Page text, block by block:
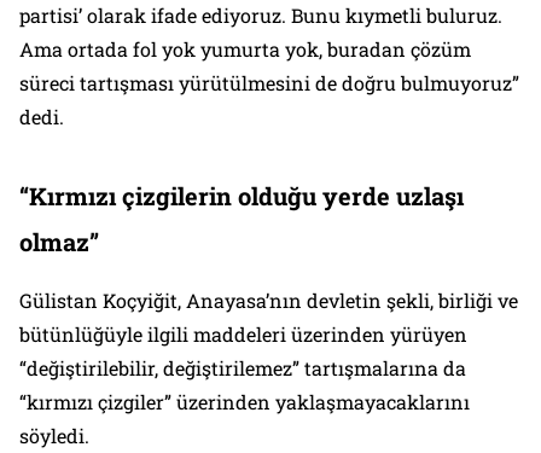
partisi’ olarak ifade ediyoruz. Bunu kıymetli buluruz.
Ama ortada fol yok yumurta yok, buradan çözüm
süreci tartışması yürütülmesini de doğru bulmuyoruz”
dedi.
“Kırmızı çizgilerin olduğu yerde uzlaşı
olmaz”
Gülistan Koçyiğit, Anayasa’nın devletin şekli, birliği ve
bütünlüğüyle ilgili maddeleri üzerinden yürüyen
“değiştirilebilir, değiştirilemez” tartışmalarına da
“kırmızı çizgiler” üzerinden yaklaşmayacaklarını
söyledi.